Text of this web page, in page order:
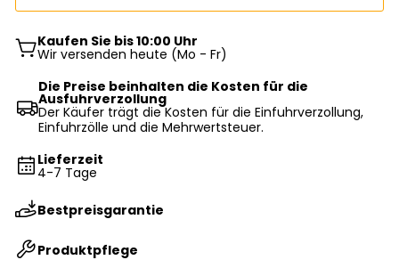
Kaufen Sie bis 10:00 Uhr
Wir versenden heute (Mo - Fr)
Die Preise beinhalten die Kosten für die
Ausfuhrverzollung
Der Käufer trägt die Kosten für die Einfuhrverzollung,
Einfuhrzölle und die Mehrwertsteuer.
Lieferzeit
4-7 Tage
Bestpreisgarantie
Produktpflege